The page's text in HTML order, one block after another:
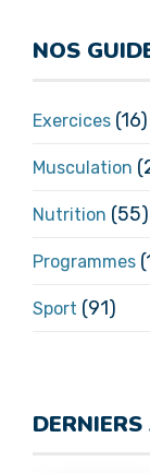
NOS
Exercices (16)
Musculation
Nutrition (55)
Programmes
Sport (91)